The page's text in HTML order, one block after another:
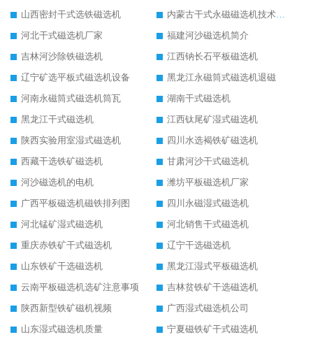
山西密封干式选铁磁选机
内蒙古干式永磁磁选机技术要求
河北干式磁选机厂家
福建河沙磁选机简介
吉林河沙除铁磁选机
江西钠长石平板磁选机
辽宁矿选平板式磁选机设备
黑龙江永磁筒式磁选机退磁
河南永磁筒式磁选机筒瓦
湖南干式磁选机
黑龙江干式磁选机
江西钛尾矿湿式磁选机
陕西实验用室湿式磁选机
四川水选褐铁矿磁选机
西藏干选铁矿磁选机
甘肃河沙干式磁选机
河沙磁选机的电机
潍坊平板磁选机厂家
广西平板磁选机磁铁排列图
四川永磁湿式磁选机
河北锰矿湿式磁选机
河北销售干式磁选机
重庆赤铁矿干式磁选机
辽宁干选磁选机
山东铁矿干选磁选机
黑龙江湿式平板磁选机
云南平板磁选机选矿注意事项
吉林贫铁矿干选磁选机
陕西新型铁矿磁机视频
广西湿式磁选机公司
山东湿式磁选机质量
宁夏磁铁矿干式磁选机